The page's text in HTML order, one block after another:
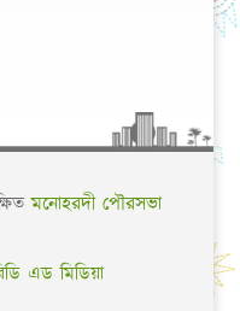
মনোহরদী পৌরসভা
এড মিডিয়া